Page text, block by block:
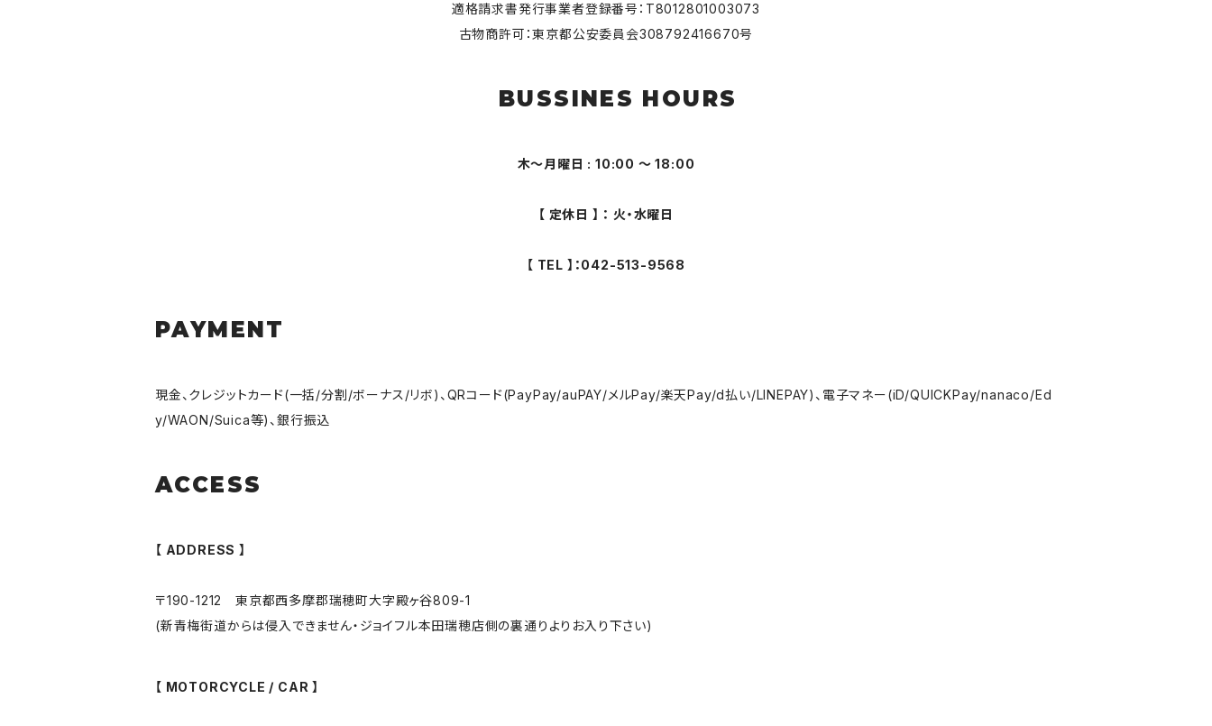
適格請求書発行事業者登録番号：T8012801003073
古物商許可：東京都公安委員会308792416670号
BUSSINES HOURS
木～月曜日 : 10:00 ～ 18:00
【 定休日 】 ： 火・水曜日
【 TEL 】：042-513-9568
PAYMENT
現金、クレジットカード(一括/分割/ボーナス/リボ)、QRコード(PayPay/auPAY/メルPay/楽天Pay/d払い/LINEPAY)、電子マネー(iD/QUICKPay/nanaco/Ed
y/WAON/Suica等)、銀行振込
ACCESS
【 ADDRESS 】
〒190-1212 東京都西多摩郡瑞穂町大字殿ヶ谷809-1
(新青梅街道からは侵入できません・ジョイフル本田瑞穂店側の裏通りよりお入り下さい)
【 MOTORCYCLE / CAR 】